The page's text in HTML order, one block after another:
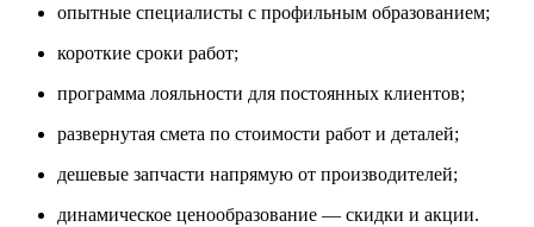
опытные специалисты с профильным образованием;
короткие сроки работ;
программа лояльности для постоянных клиентов;
развернутая смета по стоимости работ и деталей;
дешевые запчасти напрямую от производителей;
динамическое ценообразование — скидки и акции.